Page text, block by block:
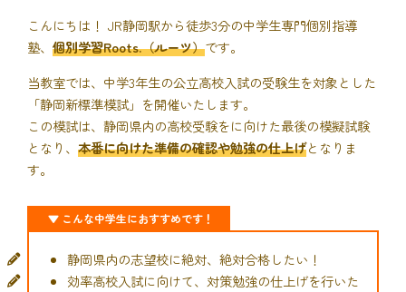
こんにちは！ JR静岡駅から徒歩3分の中学生専門個別指導
塾、 個別学習Roots.（ルーツ）です。
当教室では、中学3年生の公立高校入試の受験生を対象とした
「静岡新標準模試」を開催いたします。
この模試は、静岡県内の高校受験をに向けた最後の模擬試験
となり、 本番に向けた準備の確認や勉強の仕上げとなりま
す。
▼ こんな中学生におすすめです！
静岡県内の志望校に絶対、絶対合格したい！
効率高校入試に向けて、対策勉強の仕上げを行いた